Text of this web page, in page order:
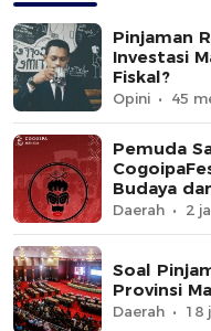
Pinjaman
Investasi
Fiskal?
Opini 45
Pemuda
Budaya
Daerah 2
Soal
Provinsi
Daerah 18